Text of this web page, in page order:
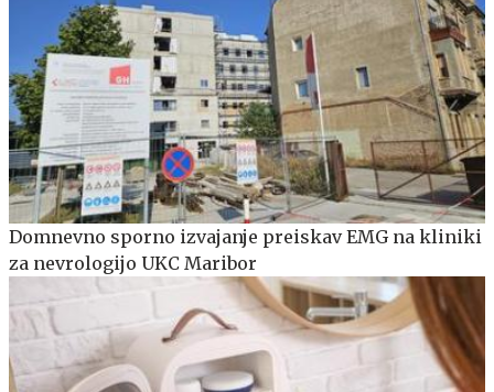
Domnevno sporno izvajanje preiskav EMG na kliniki
za nevrologijo UKC Maribor